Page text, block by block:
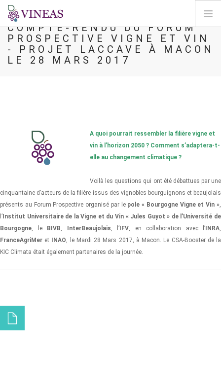
HOME
SU VINEAS
COMPTE-RENDU DU FORUM
PROSPECTIVE VIGNE ET VIN
- PROJET LACCAVE À MACON
LE 28 MARS 2017
A quoi pourrait ressembler la filière vigne et
vin à l’horizon 2050 ? Comment s’adaptera-t-
elle au changement climatique ?
Voilà les questions qui ont été débattues par une
cinquantaine d’acteurs de la filière issus des vignobles bourguignons et beaujolais
présents au Forum Prospective organisé par le pole « Bourgogne Vigne et Vin »,
l’ Institut Universitaire de la Vigne et du Vin « Jules Guyot » de l’Université de
Bourgogne, le BIVB, InterBeaujolais, l’ IFV, en collaboration avec l’ INRA,
FranceAgriMer et INAO, le Mardi 28 Mars 2017, à Macon. Le CSA-Booster de la
KIC Climata était également partenaires de la journée.